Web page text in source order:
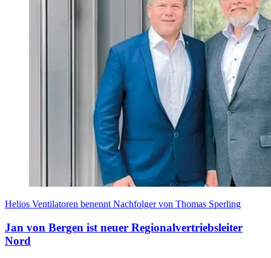
Helios Ventilatoren benennt Nachfolger von Thomas Sperling
Jan von Bergen ist neuer Regionalvertriebsleiter
Nord